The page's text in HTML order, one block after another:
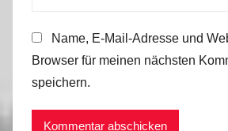
Name, E-Mail-Adresse und
Browser für meinen nächsten
speichern.